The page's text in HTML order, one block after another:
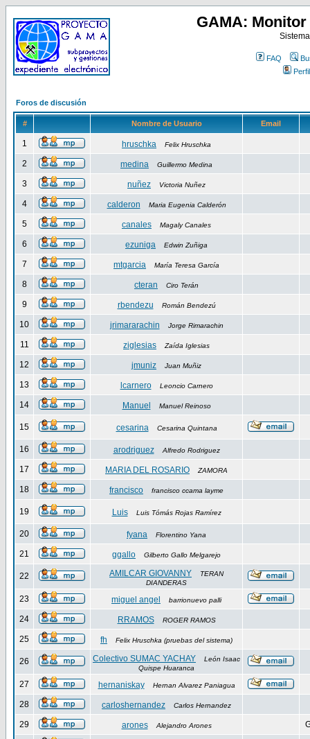
GAMA:
FAQ
Perfil
Foros de discusión
# Nombre de Usuario Email
1 hruschka Felix Hruschka
2 medina Guillermo Medina
3 nuñez Victoria Nuñez
4 calderon Maria Eugenia Calderón
5 canales Magaly Canales
6 ezuniga Edwin Zuñiga
7 mtgarcia María Teresa García
8 cteran Ciro Terán
9 rbendezu Román Bendezú
10 jrimararachin Jorge Rimarachin
11 ziglesias Zaída Iglesias
12 jmuniz Juan Muñiz
13 lcarnero Leoncio Carnero
14 Manuel Manuel Reinoso
15 cesarina Cesarina Quintana
16 arodriguez Alfredo Rodriguez
17 MARIA DEL ROSARIO ZAMORA
18 francisco francisco ccama layme
19 Luis Luis Tómás Rojas Ramírez
20 fyana Florentino Yana
21 ggallo Gilberto Gallo Melgarejo
22 AMILCAR GIOVANNY
TERAN
DIANDERAS
23 miguel angel barrionuevo palli
24 RRAMOS ROGER RAMOS
25 fh Felix Hruschka (pruebas del sistema)
26 Colectivo SUMAC YACHAY
León Isaac
Quispe Huaranca
27 hernaniskay Hernan Alvarez Paniagua
28 carloshernandez Carlos Hernandez
29 arones Alejandro Arones